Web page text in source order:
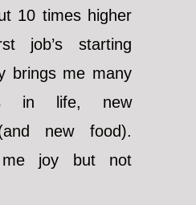
10 times higher
job’s starting
brings me many
in life, new
new food).
joy but not